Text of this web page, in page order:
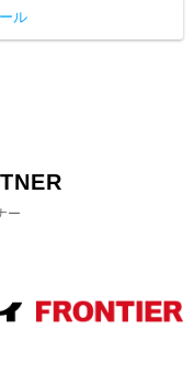
ル
ー